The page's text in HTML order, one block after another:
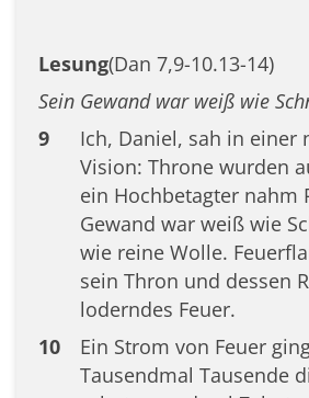
Lesung(Dan 7,9-10.13-14)
Sein Gewand war weiß wie
9
Ich, Daniel, sah in einer
Vision: Throne wurden
ein Hochbetagter nahm
Gewand war weiß wie
wie reine Wolle.
sein Thron und dessen
loderndes Feuer.
10
Ein Strom von Feuer
Tausendmal Tausende